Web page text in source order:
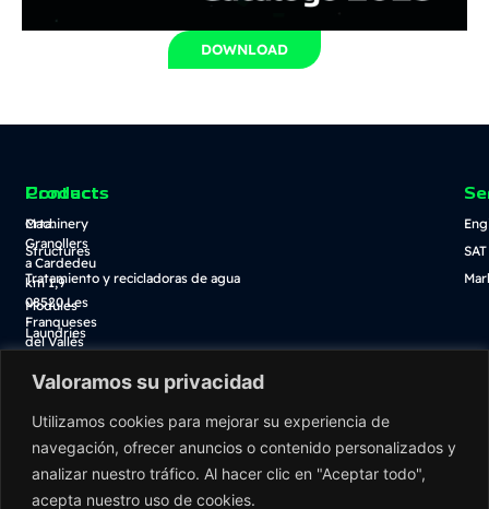
Valoramos su privacidad
Utilizamos cookies para mejorar su experiencia de
navegación, ofrecer anuncios o contenido personalizados y
analizar nuestro tráfico. Al hacer clic en "Aceptar todo",
acepta nuestro uso de cookies.
DOWNLOAD
Contact
Crta.
Granollers
a Cardedeu
km 1,9
08520 Les
Franqueses
del Vallès
938
100
info@washnet.es
Products
Machinery
Structures
Tratamiento y recicladoras de agua
Modules
Laundries
Descarga catálogo
Tienda online
SAT